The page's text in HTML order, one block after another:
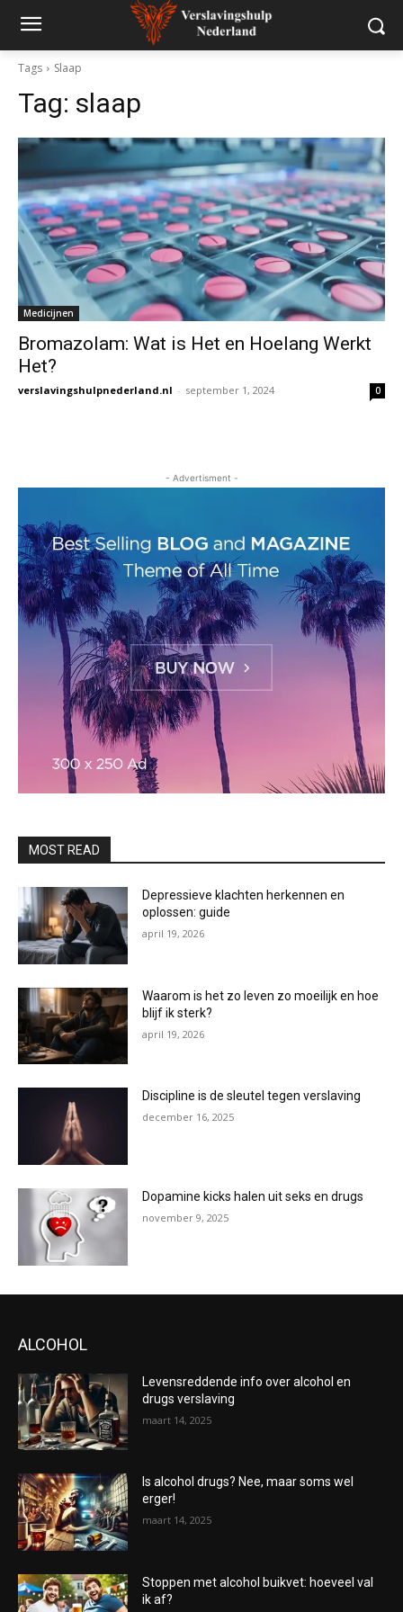
Tags Slaap
Tag: slaap
Medicijnen
Bromazolam: Wat is Het en Hoelang Werkt
Het?
verslavingshulpnederland.nl - september 1, 2024 0
- Advertisment -
MOST READ
Depressieve klachten herkennen en
oplossen: guide
april 19, 2026
Waarom is het zo leven zo moeilijk en hoe
blijf ik sterk?
april 19, 2026
Discipline is de sleutel tegen verslaving
december 16, 2025
Dopamine kicks halen uit seks en drugs
november 9, 2025
ALCOHOL
Levensreddende info over alcohol en
drugs verslaving
maart 14, 2025
Is alcohol drugs? Nee, maar soms wel
erger!
maart 14, 2025
Stoppen met alcohol buikvet: hoeveel val
ik af?